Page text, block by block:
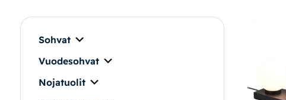
Pöydät ja tuolit
Säilytys
Sohvat
Vuodesohvat
Nojatuolit